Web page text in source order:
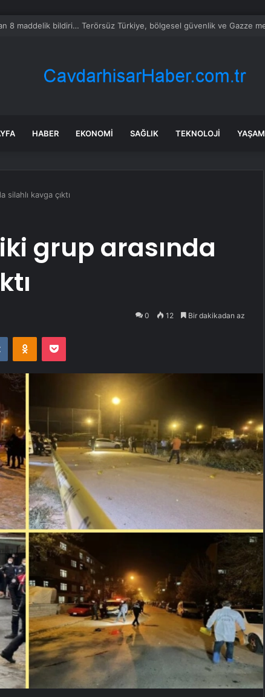
dev tesis 1 euroya satışta: Sahibi olmak için tek bir şart var
HABER EKONOMI SAĞLIK TEKNOLOJI YAŞAM
silahlı kavga çıktı
grup arasında
0 12 Bir dakikadan az
VKontakteOdnoklassniki
Pocket